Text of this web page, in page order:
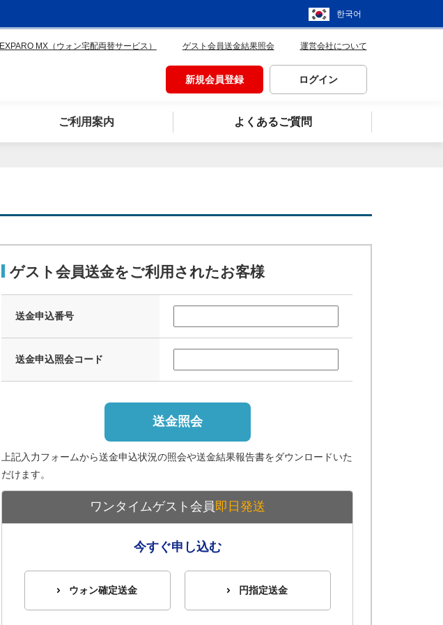
한국어
EXPARO MX（ウォン宅配両替サービス） ゲスト会員送金結果照会 運営会社について
新規会員登録 ログイン
ご利用案内 よくあるご質問
ゲスト会員送金をご利用されたお客様
送金申込番号
送金申込照会コード
送金照会
上記入力フォームから送金申込状況の照会や送金結果報告書をダウンロードいた
だけます。
ワンタイムゲスト会員即日発送
今すぐ申し込む
ウォン確定送金 円指定送金